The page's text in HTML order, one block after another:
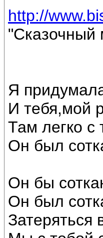
http://
"Сказочный
Я
И тебя,мой
Там легко
Он был
Он бы
Он был
Затеряться